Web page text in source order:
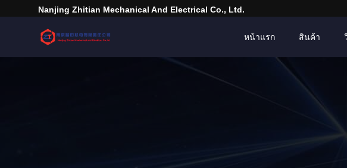
Nanjing Zhitian Mechanical And Electrical Co., Ltd.
หน้าแรก สินค้า